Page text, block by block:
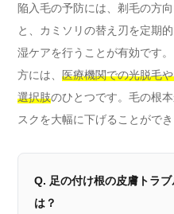
陥入毛の予防には、剃毛の方
と、カミソリの替え刃を定期
湿ケアを行うことが有効です
方には、 医療機関での光脱毛
選択肢のひとつです。毛の根
スクを大幅に下げることができ
Q. 足の付け根の皮膚トラ
は？